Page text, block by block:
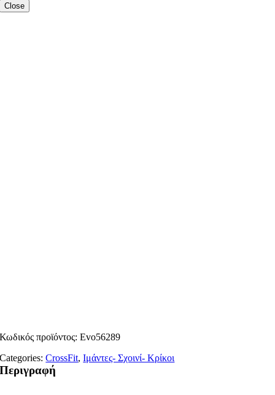
Close
Κωδικός προϊόντος:Evo56289
Categories:CrossFit,Ιμάντες- Σχοινί- Κρίκοι
Περιγραφή